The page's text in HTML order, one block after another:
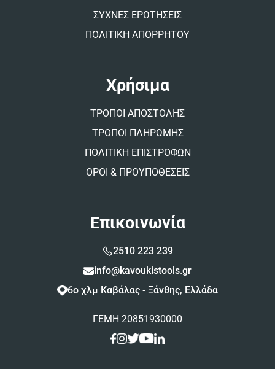
ΣΥΧΝΕΣ ΕΡΩΤΗΣΕΙΣ
ΠΟΛΙΤΙΚΗ ΑΠΟΡΡΗΤΟΥ
Χρήσιμα
ΤΡΟΠΟΙ ΑΠΟΣΤΟΛΗΣ
ΤΡΟΠΟΙ ΠΛΗΡΩΜΗΣ
ΠΟΛΙΤΙΚΗ ΕΠΙΣΤΡΟΦΩΝ
ΟΡΟΙ & ΠΡΟΥΠΟΘΕΣΕΙΣ
Επικοινωνία
2510 223 239
info@kavoukistools.gr
6ο χλμ Καβάλας - Ξάνθης, Ελλάδα
ΓΕΜΗ 20851930000